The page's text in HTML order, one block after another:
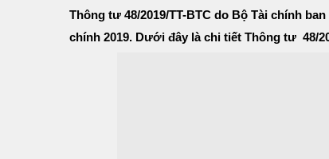
Thông tư 48/2019/TT-BTC do Bộ Tài chính
chính 2019. Dưới đây là chi tiết Thông tư 48/